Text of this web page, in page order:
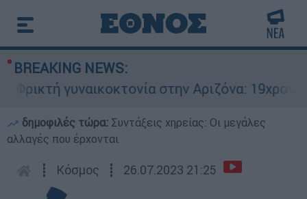
BREAKING NEWS:
γυναικοκτονία στην Αριζόνα: 19χρονη
δημοφιλές τώρα: Συντάξεις χηρείας: Οι μεγάλες
αλλαγές που έρχονται
┋ Κόσμος ┋ 26.07.2023 21:25